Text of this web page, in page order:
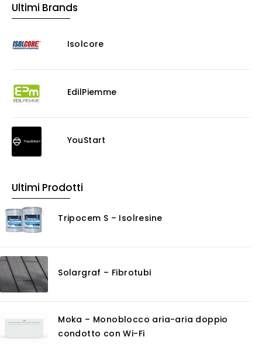
Murature
Risanamento E Restauro
Consolidanti
Rasanti per muro
Senza Categoria
Consulenza
GIS
Piattaforme Cloud
Ultimi Brands
Isolcore
EdilPiemme
YouStart
Ultimi Prodotti
Tripocem S – Isolresine
Solargraf – Fibrotubi
Moka – Monoblocco aria-aria doppio
condotto con Wi-Fi